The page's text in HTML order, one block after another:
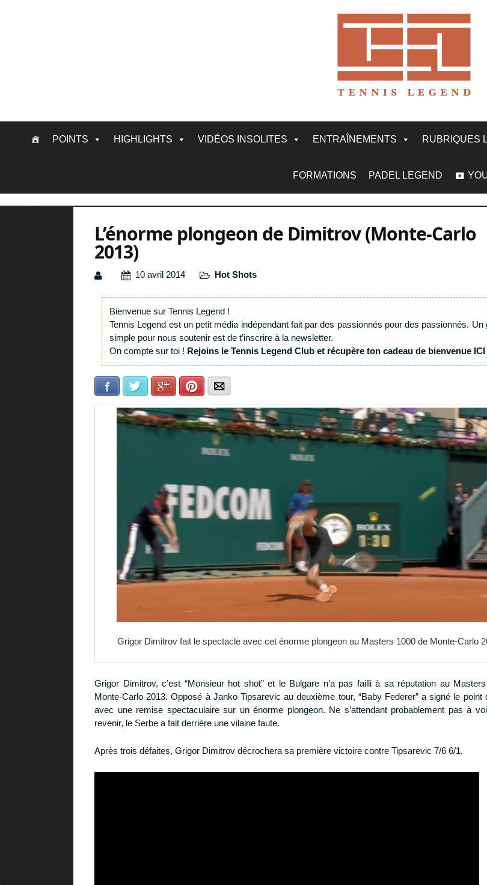
POINTS HIGHLIGHTS VIDÉOS INSOLITES ENTRAÎNEMENTS RUBRIQUES
FORMATIONS PADEL LEGEND
L’énorme plongeon de Dimitrov (Monte-Carlo
2013)
10 avril 2014 Hot Shots
Bienvenue sur Tennis Legend !
Tennis Legend est un petit média indépendant fait par des passionnés pour des passionnés. Un
simple pour nous soutenir est de t’inscrire à la newsletter.
On compte sur toi ! Rejoins le Tennis Legend Club et récupère ton cadeau de bienvenue ICI
Facebook Twitter Google+Pinterest
Grigor Dimitrov fait le spectacle avec cet énorme plongeon au Masters 1000 de Monte-Carlo
Grigor Dimitrov, c’est “Monsieur hot shot” et le Bulgare n’a pas failli à sa réputation au
Monte-Carlo 2013. Opposé à Janko Tipsarevic au deuxième tour, “Baby Federer” a signé le point
avec une remise spectaculaire sur un énorme plongeon. Ne s’attendant probablement pas à
revenir, le Serbe a fait derrière une vilaine faute.
Après trois défaites, Grigor Dimitrov décrochera sa première victoire contre Tipsarevic 7/6 6/1.